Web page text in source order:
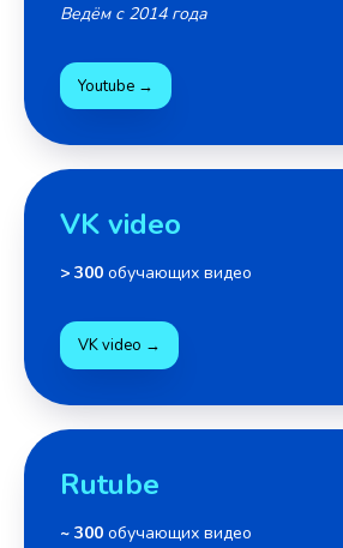
Ведём с 2014 года
Youtube →
VK video
> 300 обучающих видео
VK video →
Rutube
~ 300 обучающих видео